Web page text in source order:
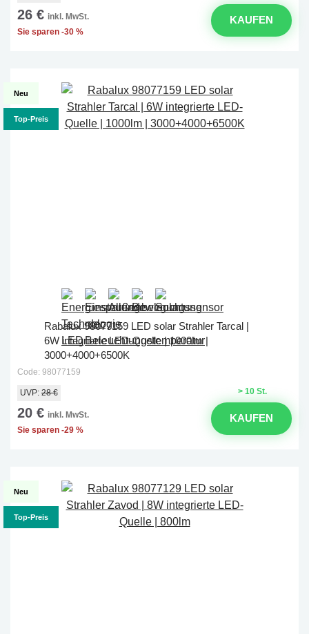
26 € inkl. MwSt.
Sie sparen -30 %
KAUFEN
Neu
Top-Preis
Rabalux 98077159 LED solar Strahler Tarcal |
6W integrierte LED-Quelle | 1000lm |
3000+4000+6500K
Code: 98077159
> 10 St.
UVP: 28 €
20 € inkl. MwSt.
Sie sparen -29 %
KAUFEN
Neu
Top-Preis